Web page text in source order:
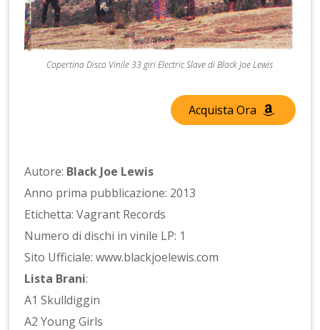
Copertina Disco Vinile 33 giri Electric Slave di Black Joe Lewis
Acquista Ora
Autore: Black Joe Lewis
Anno prima pubblicazione: 2013
Etichetta: Vagrant Records
Numero di dischi in vinile LP: 1
Sito Ufficiale: www.blackjoelewis.com
Lista Brani:
A1 Skulldiggin
A2 Young Girls